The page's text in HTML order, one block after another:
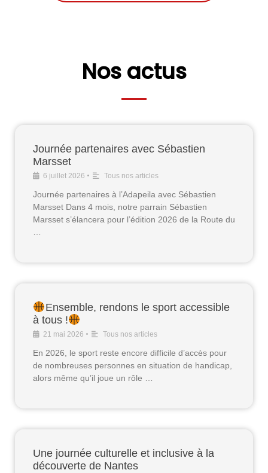
Nos actus
Journée partenaires avec Sébastien
Marsset​
6 juillet 2026 • Tous nos articles
Journée partenaires à l’Adapeila avec Sébastien
Marsset Dans 4 mois, notre parrain Sébastien
Marsset s’élancera pour l’édition 2026 de la Route du
Ensemble, rendons le sport accessible
à tous !
21 mai 2026 • Tous nos articles
En 2026, le sport reste encore difficile d’accès pour
de nombreuses personnes en situation de handicap,
alors même qu’il joue un rôle …
Une journée culturelle et inclusive à la
découverte de Nantes